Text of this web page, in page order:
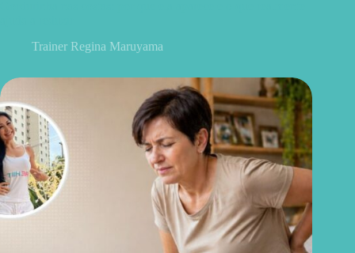
Trainer Regina Maruyama